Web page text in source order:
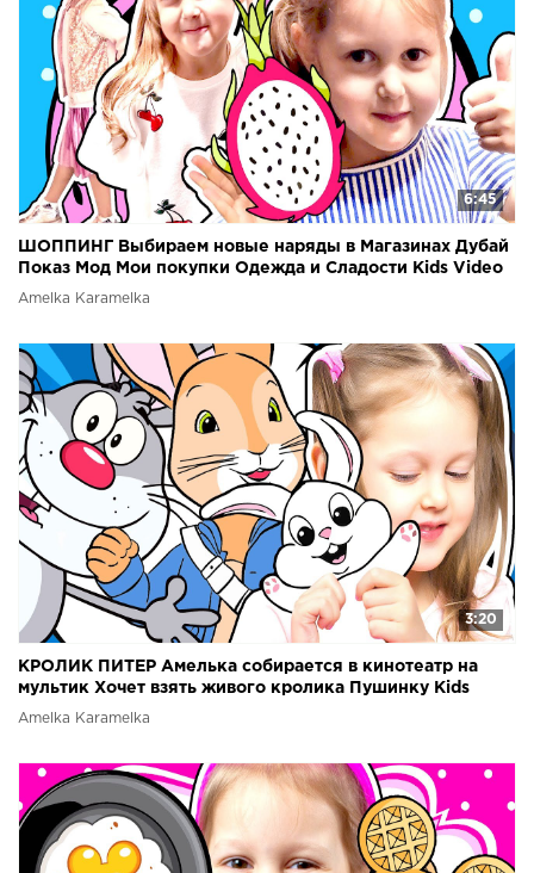
6:45
ШОППИНГ Выбираем новые наряды в Магазинах Дубай
Показ Мод Мои покупки Одежда и Сладости Kids Video
Amelka Karamelka
3:20
КРОЛИК ПИТЕР Амелька собирается в кинотеатр на
мультик Хочет взять живого кролика Пушинку Kids
Video
Amelka Karamelka